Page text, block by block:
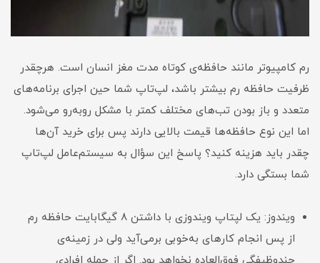
رم کامپیوتر مانند حافظه‌ی کوتاه مدت مغز انسان است. هرچقدر
ظرفیت حافظه رم بیشتر باشد، لپ‌تاپ شما حین اجرای برنامه‌های
متعدد و باز بودن تب‌های مختلف کمتر با مشکل روبه‌رو می‌شود.
اما این نوع حافظه‌ها قیمت بالایی دارند پس برای خرید آن‌ها
چقدر باید هزینه کنید؟ پاسخ این سؤال به سیستم‌عامل لپ‌تاپ
شما بستگی دارد.
ویندوز: یک لپتاپ ویندوزی با داشتن ۸ گیگابایت حافظه رم
از پس انجام کارهای به‌خوبی برمی‌آید ولی در زمینه‌ی